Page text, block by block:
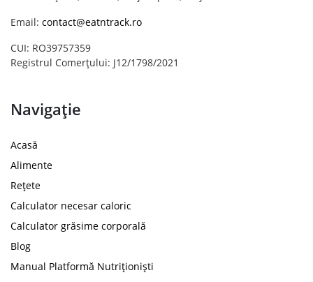
Email: contact@eatntrack.ro
CUI: RO39757359
Registrul Comerțului: J12/1798/2021
Navigație
Acasă
Alimente
Rețete
Calculator necesar caloric
Calculator grăsime corporală
Blog
Manual Platformă Nutriționiști